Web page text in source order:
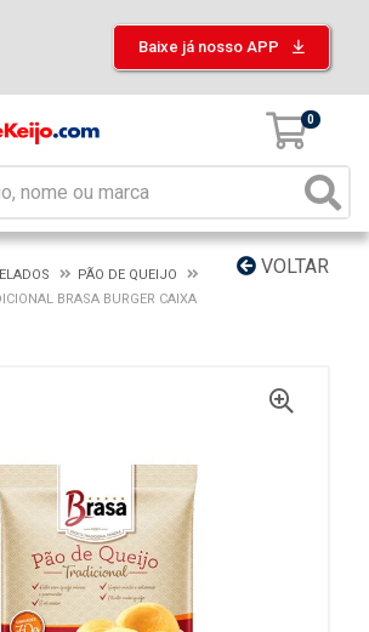
Baixe já nosso APP
0
VOLTAR
PÃO DE QUEIJO
BRASA BURGER CAIXA